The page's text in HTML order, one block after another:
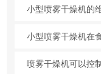
小型喷雾干燥机的
小型喷雾干燥机在
喷雾干燥机可以控